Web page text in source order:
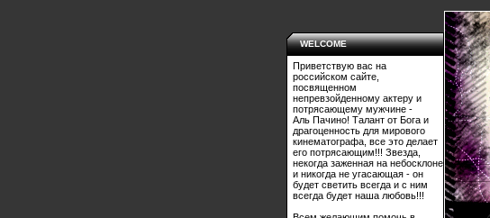
WELCOME
Приветствую вас на
российском сайте,
посвященном
непревзойденному актеру и
потрясающему мужчине -
Аль Пачино! Талант от Бога и
драгоценность для мирового
кинематографа, все это делает
его потрясающим!!! Звезда,
некогда заженная на небосклоне
и никогда не угасающая - он
будет светить всегда и с ним
всегда будет наша любовь!!!